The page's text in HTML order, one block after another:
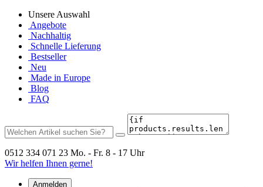
Unsere Auswahl
Angebote
Nachhaltig
Schnelle Lieferung
Bestseller
Neu
Made in Europe
Blog
FAQ
0512 334 071 23 Mo. - Fr. 8 - 17 Uhr
Wir helfen Ihnen gerne!
Anmelden